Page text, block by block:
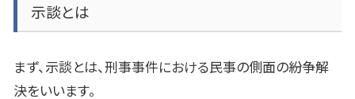
示談とは
まず、示談とは、刑事事件における民事の側面の紛争解
決をいいます。